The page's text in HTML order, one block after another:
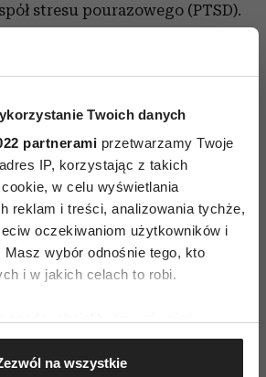
Twoich danych
partnerami przetwarzamy Twoje
IP, korzystając z takich
w celu wyświetlania
reklam i treści, analizowania tychże,
oczekiwaniom użytkowników i
Masz wybór odnośnie tego, kto
i w jakich celach to robi.
dotyczące Twojej lokalizacji
dokładnością nawet do kilku metrów
na wszystkie
stresu pourazowego (PTSD).
przeprowadzić w dowolnym
wnętrzu jak i w plenerze. (Fot. iStock)